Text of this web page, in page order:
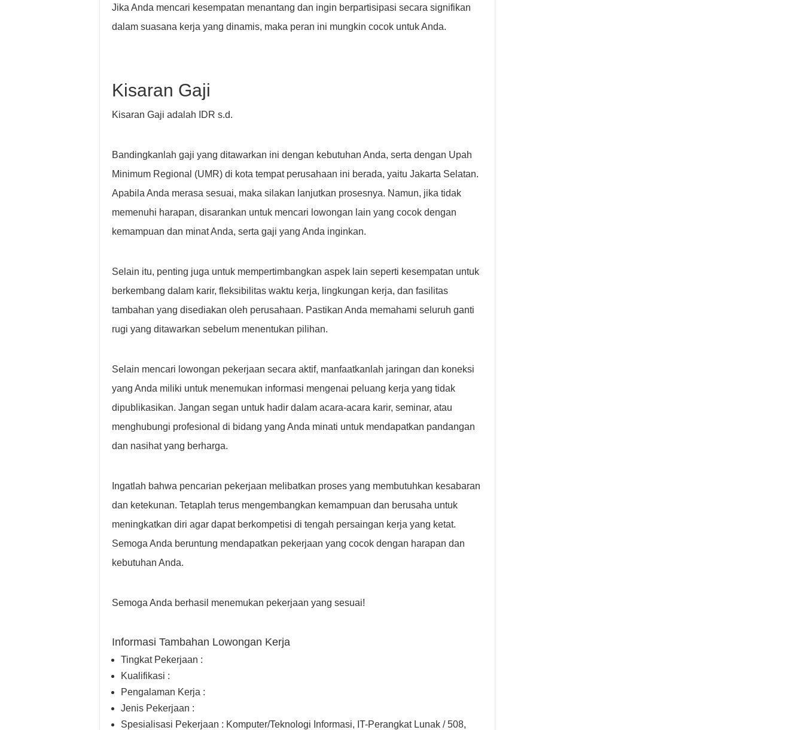
Jika Anda mencari kesempatan menantang dan ingin berpartisipasi secara signifikan
dalam suasana kerja yang dinamis, maka peran ini mungkin cocok untuk Anda.
Kisaran Gaji
Kisaran Gaji adalah IDR s.d.
Bandingkanlah gaji yang ditawarkan ini dengan kebutuhan Anda, serta dengan Upah
Minimum Regional (UMR) di kota tempat perusahaan ini berada, yaitu Jakarta Selatan.
Apabila Anda merasa sesuai, maka silakan lanjutkan prosesnya. Namun, jika tidak
memenuhi harapan, disarankan untuk mencari lowongan lain yang cocok dengan
kemampuan dan minat Anda, serta gaji yang Anda inginkan.
Selain itu, penting juga untuk mempertimbangkan aspek lain seperti kesempatan untuk
berkembang dalam karir, fleksibilitas waktu kerja, lingkungan kerja, dan fasilitas
tambahan yang disediakan oleh perusahaan. Pastikan Anda memahami seluruh ganti
rugi yang ditawarkan sebelum menentukan pilihan.
Selain mencari lowongan pekerjaan secara aktif, manfaatkanlah jaringan dan koneksi
yang Anda miliki untuk menemukan informasi mengenai peluang kerja yang tidak
dipublikasikan. Jangan segan untuk hadir dalam acara-acara karir, seminar, atau
menghubungi profesional di bidang yang Anda minati untuk mendapatkan pandangan
dan nasihat yang berharga.
Ingatlah bahwa pencarian pekerjaan melibatkan proses yang membutuhkan kesabaran
dan ketekunan. Tetaplah terus mengembangkan kemampuan dan berusaha untuk
meningkatkan diri agar dapat berkompetisi di tengah persaingan kerja yang ketat.
Semoga Anda beruntung mendapatkan pekerjaan yang cocok dengan harapan dan
kebutuhan Anda.
Semoga Anda berhasil menemukan pekerjaan yang sesuai!
Informasi Tambahan Lowongan Kerja
Tingkat Pekerjaan :
Kualifikasi :
Pengalaman Kerja :
Jenis Pekerjaan :
Spesialisasi Pekerjaan : Komputer/Teknologi Informasi, IT-Perangkat Lunak / 508,